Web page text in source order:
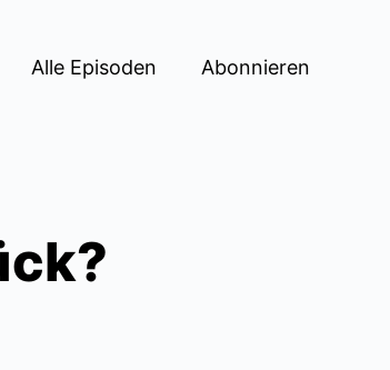
Alle Episoden Abonnieren